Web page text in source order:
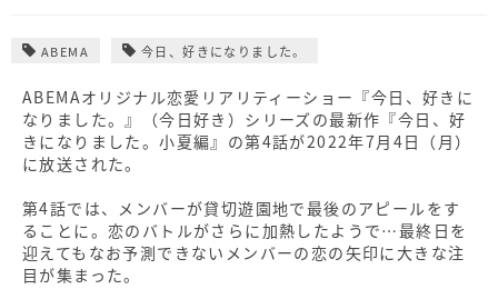
ABEMA 今日、好きになりました。
ABEMAオリジナル恋愛リアリティーショー『今日、好きに
なりました。』（今日好き）シリーズの最新作『今日、好
きになりました。小夏編』の第4話が2022年7月4日（月）
に放送された。
第4話では、メンバーが貸切遊園地で最後のアピールをす
ることに。恋のバトルがさらに加熱したようで…最終日を
迎えてもなお予測できないメンバーの恋の矢印に大きな注
目が集まった。